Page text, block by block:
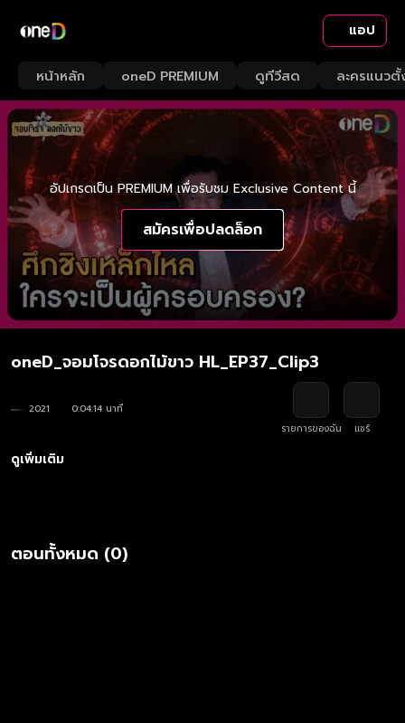
แอป
หน้าหลัก oneD PREMIUM ดูทีวีสด ละครแนวตั้
อัปเกรดเป็น PREMIUM เพื่อรับชม Exclusive Content นี้
สมัครเพื่อปลดล็อก
oneD_จอมโจรดอกไม้ขาว HL_EP37_Clip3
2021
0:04:14 นาที
รายการของฉัน
แชร์
ดูเพิ่มเติม
ตอนทั้งหมด (0)